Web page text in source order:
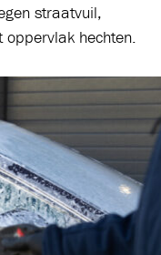
straatvuil,
oppervlak hechten.